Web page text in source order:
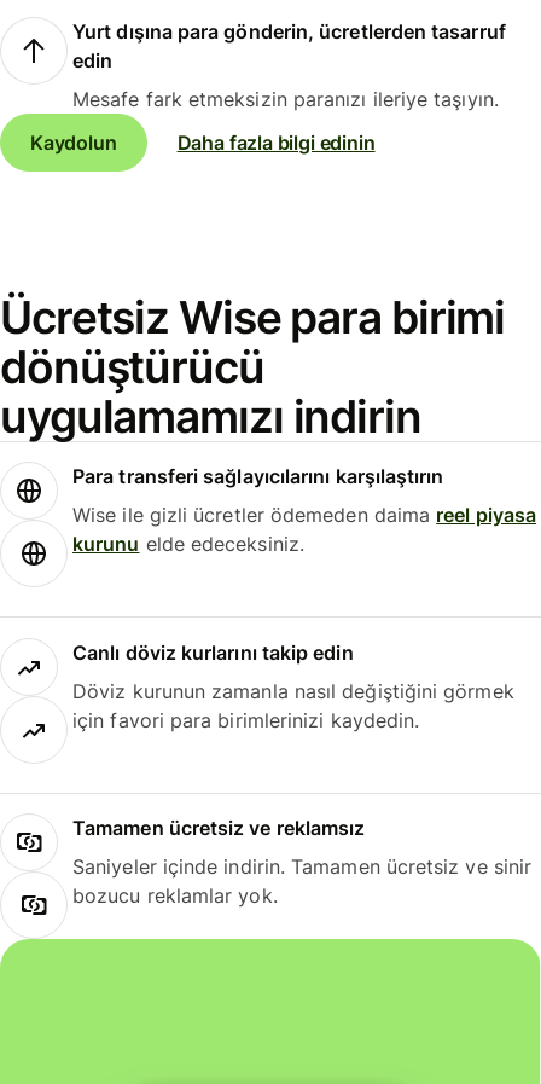
Yurt dışına para gönderin, ücretlerden tasarruf
edin
Mesafe fark etmeksizin paranızı ileriye taşıyın.
Kaydolun
Daha fazla bilgi edinin
Ücretsiz Wise para birimi
dönüştürücü
uygulamamızı indirin
Para transferi sağlayıcılarını karşılaştırın
Wise ile gizli ücretler ödemeden daima reel piyasa
kurunu elde edeceksiniz.
Canlı döviz kurlarını takip edin
Döviz kurunun zamanla nasıl değiştiğini görmek
için favori para birimlerinizi kaydedin.
Tamamen ücretsiz ve reklamsız
Saniyeler içinde indirin. Tamamen ücretsiz ve sinir
bozucu reklamlar yok.